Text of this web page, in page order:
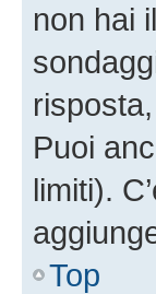
non hai
Puoi
limiti).
Top